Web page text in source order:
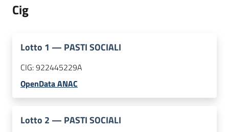
Cig
Lotto 1 — PASTI SOCIALI
CIG:922445229A
OpenData ANAC
Lotto 2 — PASTI SOCIALI